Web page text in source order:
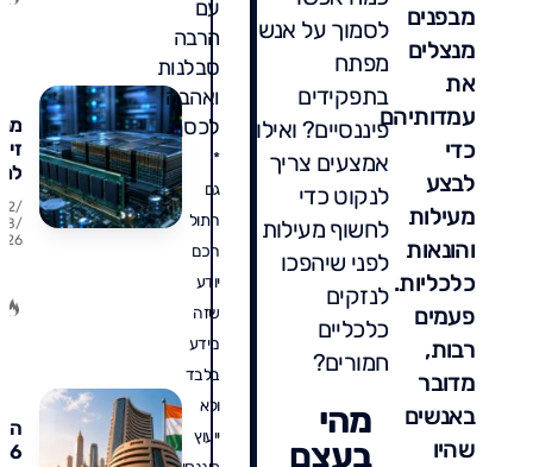
מבפנים
מנצלים
את
עמדותיהם
כדי
לבצע
מעילות
והונאות
כלכליות.
פעמים
רבות,
מדובר
באנשים
שהיו
לסמוך על אנשי
מפתח
בתפקידים
פיננסיים? ואילו
אמצעים צריך
לנקוט כדי
לחשוף מעילות
לפני שיהפכו
לנזקים
כלכליים
חמורים?
מהי
בעצם
עם
הרבה
סבלנות
ואהבה
לכסף.
*
גם
חתול
חכם
יודע
שזה
מידע
בלבד
ולא
ייעוץ
26